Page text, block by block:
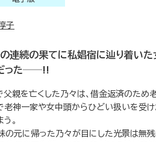
子
連続の果てに私娼宿に辿り着いた
った──!!
親を亡くした乃々は、借金返済のため
老神一家や女中頭からひどい扱いを受
う。
の元に帰った乃々が目にした光景は無